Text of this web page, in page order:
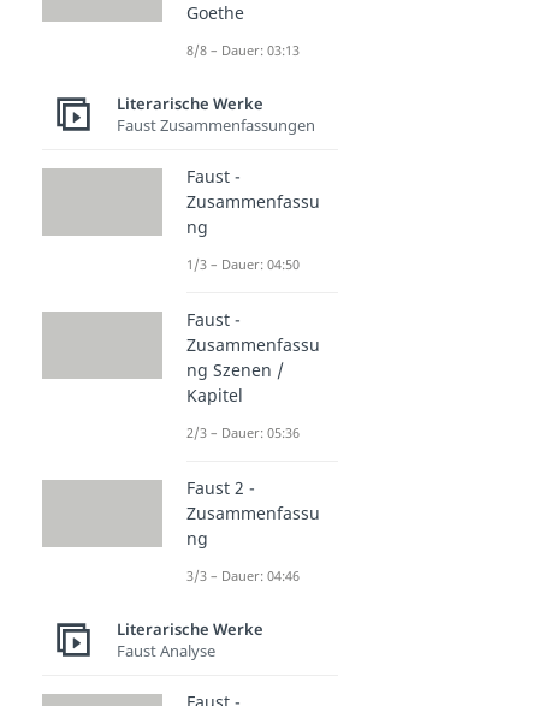
Goethe
8/8 – Dauer: 03:13
Literarische Werke
Faust Zusammenfassungen
Faust -
Zusammenfassu
ng
1/3 – Dauer: 04:50
Faust -
Zusammenfassu
ng Szenen /
Kapitel
2/3 – Dauer: 05:36
Faust 2 -
Zusammenfassu
ng
3/3 – Dauer: 04:46
Literarische Werke
Faust Analyse